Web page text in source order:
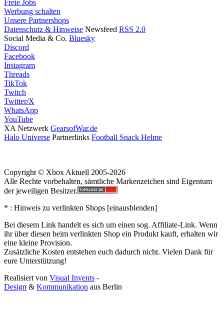
Freie Jobs
Werbung schalten
Unsere Partnershops
Datenschutz & Hinweise Newsfeed RSS 2.0
Social Media & Co. Bluesky
Discord
Facebook
Instagram
Threads
TikTok
Twitch
Twitter/X
WhatsApp
YouTube
XA Netzwerk GearsofWar.de
Halo Universe Partnerlinks Football Snack Helme
Copyright © Xbox Aktuell 2005-2026
Alle Rechte vorbehalten, sämtliche Markenzeichen sind Eigentum
der jeweiligen Besitzer.
* : Hinweis zu verlinkten Shops [einausblenden]
Bei diesem Link handelt es sich um einen sog. Affiliate-Link. Wenn
ihr über diesen beim verlinkten Shop ein Produkt kauft, erhalten wir
eine kleine Provision.
Zusätzliche Kosten entstehen euch dadurch nicht. Vielen Dank für
eure Unterstützung!
Realisiert von Visual Invents -
Design & Kommunikation aus Berlin